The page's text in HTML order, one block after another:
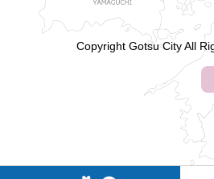
Copyright Gotsu City All